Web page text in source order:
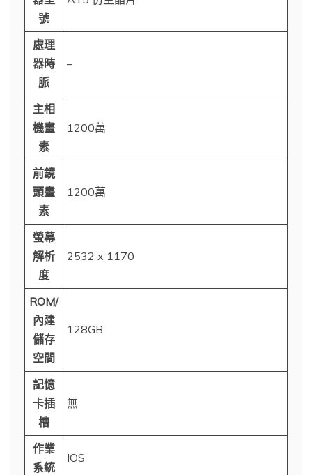
號
處理
器時
脈
–
主相
機畫
素
1200萬
前鏡
頭畫
素
1200萬
螢幕
解析
度
2532 x 1170
ROM/
內建
儲存
空間
128GB
記憶
卡插
槽
無
作業
系統
IOS